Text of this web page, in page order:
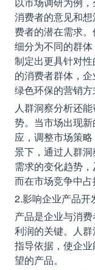
消费者的意见和
费者的潜在需求
细分为不同的群
制定出更具针对
的消费者群体，
绿色环保的营销方
人群洞察分析还
势。当市场出现
应，调整市场策
景下，通过人群
需求的变化趋势
而在市场竞争中占
2.影响企业产品开
产品是企业与消
利润的关键。人
指导依据，使企
望的产品。